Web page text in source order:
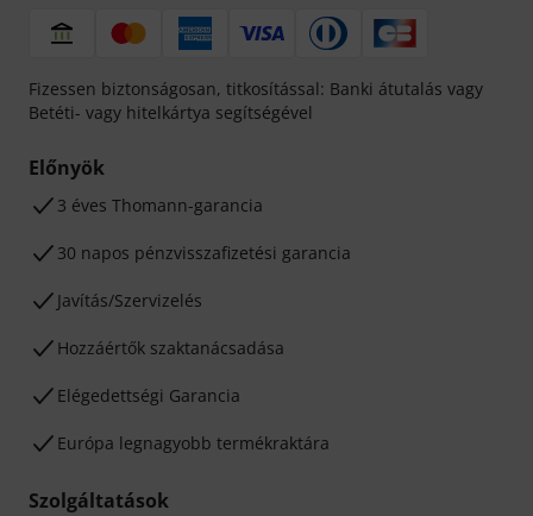
Fizessen biztonságosan, titkosítással: Banki átutalás vagy
Betéti- vagy hitelkártya segítségével
Előnyök
3 éves Thomann-garancia
30 napos pénzvisszafizetési garancia
Javítás/Szervizelés
Hozzáértők szaktanácsadása
Elégedettségi Garancia
Európa legnagyobb termékraktára
Szolgáltatások